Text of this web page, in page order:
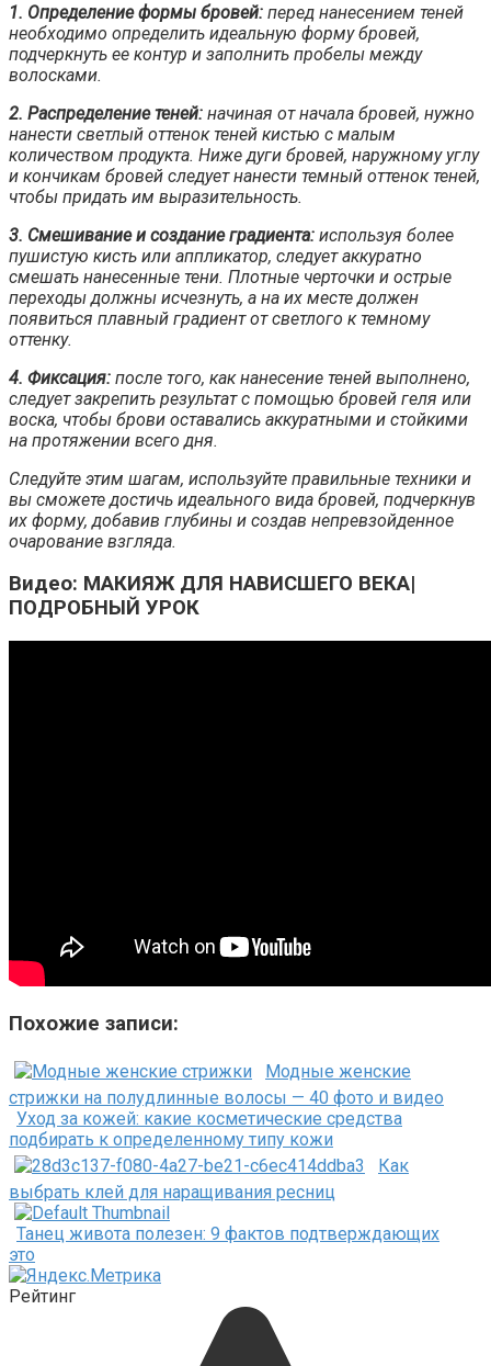
1. Определение формы бровей: перед нанесением теней
необходимо определить идеальную форму бровей,
подчеркнуть ее контур и заполнить пробелы между
волосками.
2. Распределение теней: начиная от начала бровей, нужно
нанести светлый оттенок теней кистью с малым
количеством продукта. Ниже дуги бровей, наружному углу
и кончикам бровей следует нанести темный оттенок теней,
чтобы придать им выразительность.
3. Смешивание и создание градиента: используя более
пушистую кисть или аппликатор, следует аккуратно
смешать нанесенные тени. Плотные черточки и острые
переходы должны исчезнуть, а на их месте должен
появиться плавный градиент от светлого к темному
оттенку.
4. Фиксация: после того, как нанесение теней выполнено,
следует закрепить результат с помощью бровей геля или
воска, чтобы брови оставались аккуратными и стойкими
на протяжении всего дня.
Следуйте этим шагам, используйте правильные техники и
вы сможете достичь идеального вида бровей, подчеркнув
их форму, добавив глубины и создав непревзойденное
очарование взгляда.
Видео: МАКИЯЖ ДЛЯ НАВИСШЕГО ВЕКА|
ПОДРОБНЫЙ УРОК
Похожие записи:
Модные женские
стрижки на полудлинные волосы — 40 фото и видео
Уход за кожей: какие косметические средства
подбирать к определенному типу кожи
Как
выбрать клей для наращивания ресниц
Танец живота полезен: 9 фактов подтверждающих
это
Рейтинг